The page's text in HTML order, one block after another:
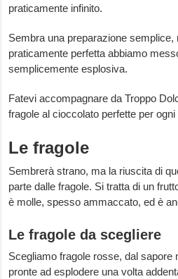
praticamente infinito.
Sembra una preparazione semplice,
praticamente perfetta abbiamo
semplicemente esplosiva.
Fatevi accompagnare da Troppo
fragole al cioccolato perfette per
Le fragole
Sembrerà strano, ma la riuscita di
parte dalle fragole. Si tratta di un
è molle, spesso ammaccato, ed è
Le fragole da scegliere
Scegliamo fragole rosse, dal sapore
pronte ad esplodere una volta